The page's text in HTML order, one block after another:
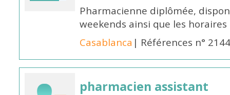
Pharmacienne diplômée,
weekends ainsi que les
Casablanca | Références n°
pharmacien assistant